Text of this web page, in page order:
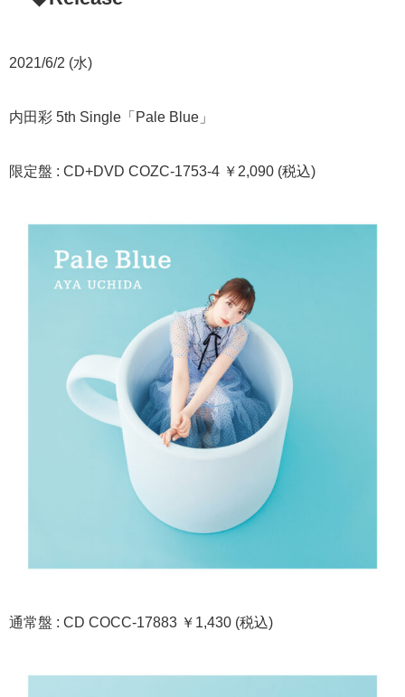
2021/6/2 (水)
内田彩 5th Single「Pale Blue」
限定盤 : CD+DVD COZC-1753-4 ￥2,090 (税込)
通常盤 : CD COCC-17883 ￥1,430 (税込)